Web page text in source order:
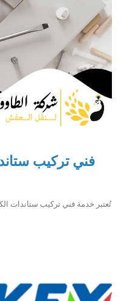
تُعتبر خدمة فني تركيب ستاندات